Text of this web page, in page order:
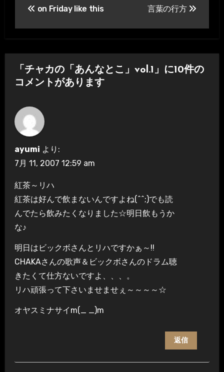
ビ
ゲ
シ
ョ
ン
on Friday like this 言葉の行方
「チャカの「あんなとこ」vol.1」に10件の
コメントがあります
ayumi より:
7月 11, 2007 12:59 am
紅茶～リハ
紅茶は好んで飲まないんですよね(^^;)でも読
んでたら飲みたくなりました☆明日飲もうか
な♪
明日はビックボさんとリハですかぁ～!!
CHAKAさんの歌声＆ビックボさんのドラム聴
きたくて仕方ないですよ、、、。
リハ頑張って下さいませませぇ～～～～☆
オヤスミナサイm(_ _)m
返信